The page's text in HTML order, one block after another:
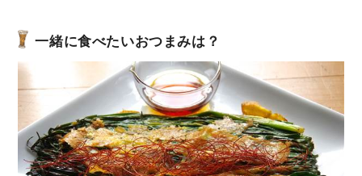
一緒に食べたいおつまみは？